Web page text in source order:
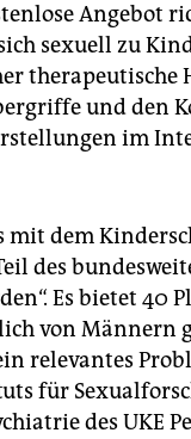
Angebot
sexuell zu
therapeutische
und den
im
mit dem
des
Es bietet 40
von Männern
relevantes
für
des UKE